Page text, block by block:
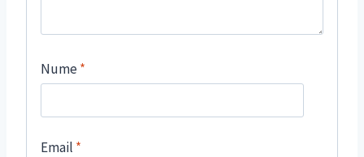
Nume*
Email *